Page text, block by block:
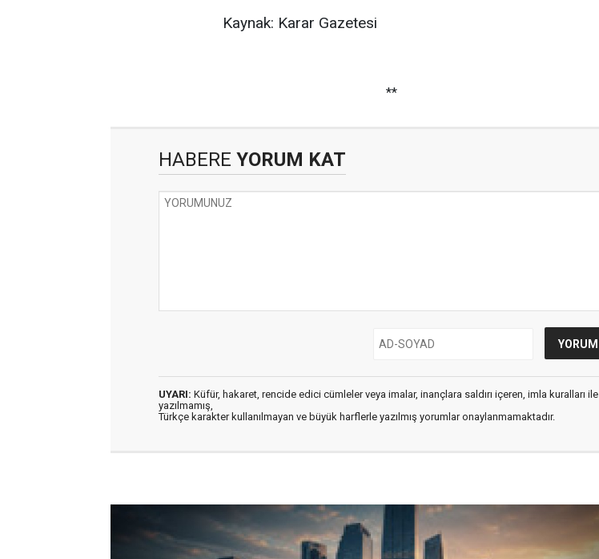
Kaynak: Karar Gazetesi
**
HABERE YORUM KAT
UYARI: Küfür, hakaret, rencide edici cümleler veya imalar, inançlara saldırı içeren, imla kuralları ile
yazılmamış,
Türkçe karakter kullanılmayan ve büyük harflerle yazılmış yorumlar onaylanmamaktadır.